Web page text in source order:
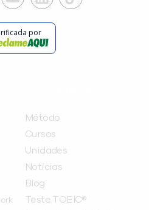
por
Método
Cursos
Unidades
Notícias
Blog
Teste TOEIC®